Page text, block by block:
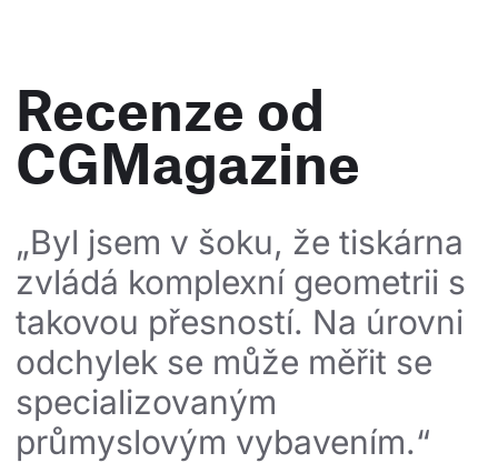
Recenze od
CGMagazine
„Byl jsem v šoku, že tiskárna
zvládá komplexní geometrii s
takovou přesností. Na úrovni
odchylek se může měřit se
specializovaným
průmyslovým vybavením.“